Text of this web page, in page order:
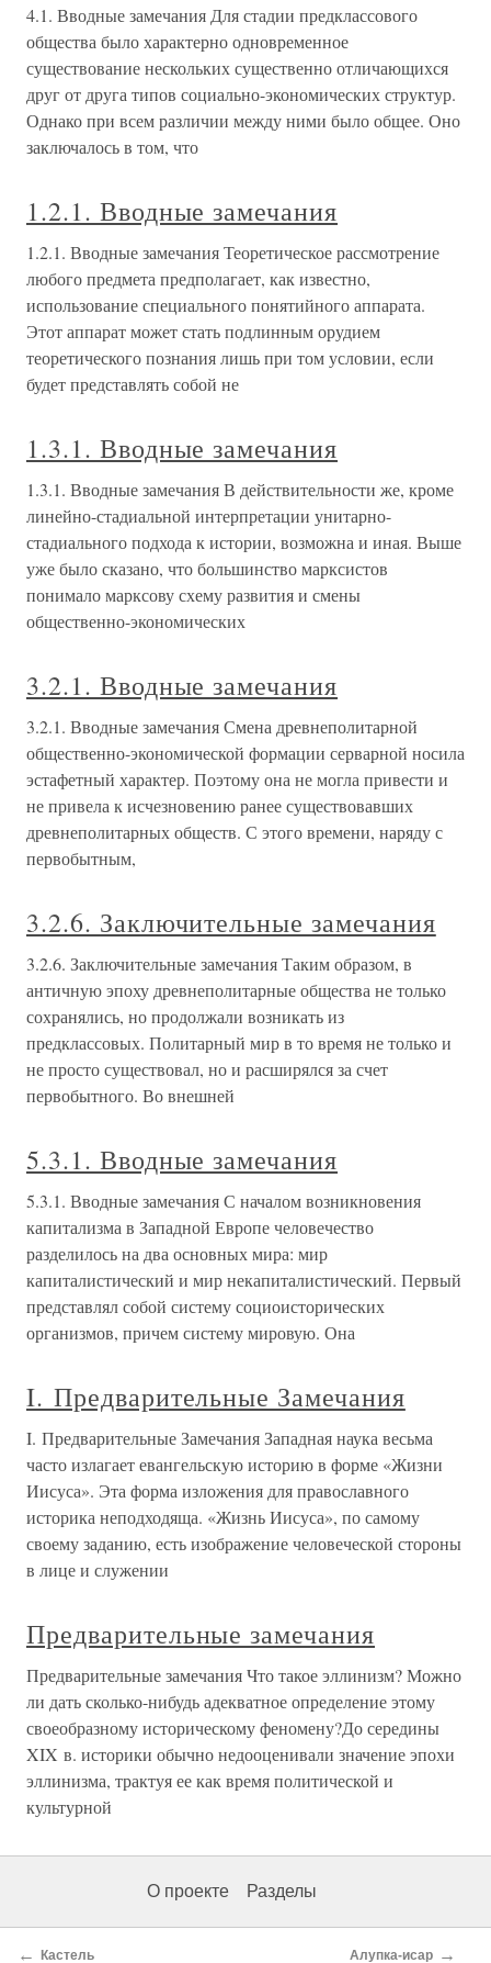
4.1. Вводные замечания Для стадии предклассового
общества было характерно одновременное
существование нескольких существенно отличающихся
друг от друга типов социально-экономических структур.
Однако при всем различии между ними было общее. Оно
заключалось в том, что
1.2.1. Вводные замечания
1.2.1. Вводные замечания Теоретическое рассмотрение
любого предмета предполагает, как известно,
использование специального понятийного аппарата.
Этот аппарат может стать подлинным орудием
теоретического познания лишь при том условии, если
будет представлять собой не
1.3.1. Вводные замечания
1.3.1. Вводные замечания В действительности же, кроме
линейно-стадиальной интерпретации унитарно-
стадиального подхода к истории, возможна и иная. Выше
уже было сказано, что большинство марксистов
понимало марксову схему развития и смены
общественно-экономических
3.2.1. Вводные замечания
3.2.1. Вводные замечания Смена древнеполитарной
общественно-экономической формации серварной носила
эстафетный характер. Поэтому она не могла привести и
не привела к исчезновению ранее существовавших
древнеполитарных обществ. С этого времени, наряду с
первобытным,
3.2.6. Заключительные замечания
3.2.6. Заключительные замечания Таким образом, в
античную эпоху древнеполитарные общества не только
сохранялись, но продолжали возникать из
предклассовых. Политарный мир в то время не только и
не просто существовал, но и расширялся за счет
первобытного. Во внешней
5.3.1. Вводные замечания
5.3.1. Вводные замечания С началом возникновения
капитализма в Западной Европе человечество
разделилось на два основных мира: мир
капиталистический и мир некапиталистический. Первый
представлял собой систему социоисторических
организмов, причем систему мировую. Она
I. Предварительные Замечания
I. Предварительные Замечания Западная наука весьма
часто излагает евангельскую историю в форме «Жизни
Иисуса». Эта форма изложения для православного
историка неподходяща. «Жизнь Иисуса», по самому
своему заданию, есть изображение человеческой стороны
в лице и служении
Предварительные замечания
Предварительные замечания Что такое эллинизм? Можно
ли дать сколько-нибудь адекватное определение этому
своеобразному историческому феномену?До середины
XIX в. историки обычно недооценивали значение эпохи
эллинизма, трактуя ее как время политической и
культурной
О проекте Разделы
← Кастель Алупка-исар →